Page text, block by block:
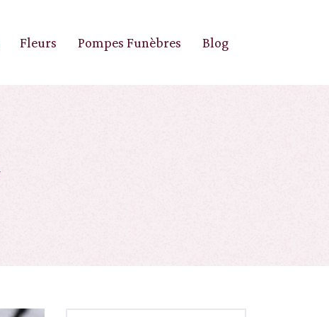
Fleurs Pompes Funèbres Blog